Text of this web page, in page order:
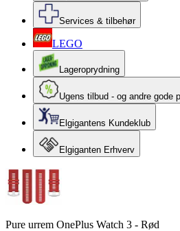
Services & tilbehør
LEGO
Lageroprydning
Ugens tilbud - og andre gode
Elgigantens Kundeklub
Elgiganten Erhverv
Pure urrem OnePlus Watch 3 - Rød